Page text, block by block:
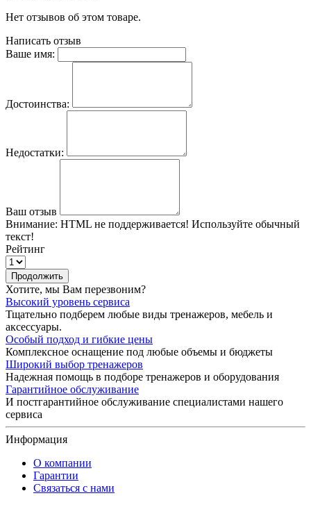
Нет отзывов об этом товаре.
Написать отзыв
Ваше имя:
Достоинства:
Недостатки:
Ваш отзыв
Внимание: HTML не поддерживается! Используйте обычный
текст!
Рейтинг
Продолжить
Хотите, мы Вам перезвоним?
Высокий уровень сервиса
Тщательно подберем любые виды тренажеров, мебель и
аксессуары.
Особый подход и гибкие цены
Комплексное оснащение под любые объемы и бюджеты
Широкий выбор тренажеров
Надежная помощь в подборе тренажеров и оборудования
Гарантийное обслуживание
И постгарантийное обслуживание специалистами нашего
сервиса
Информация
О компании
Гарантии
Связаться с нами